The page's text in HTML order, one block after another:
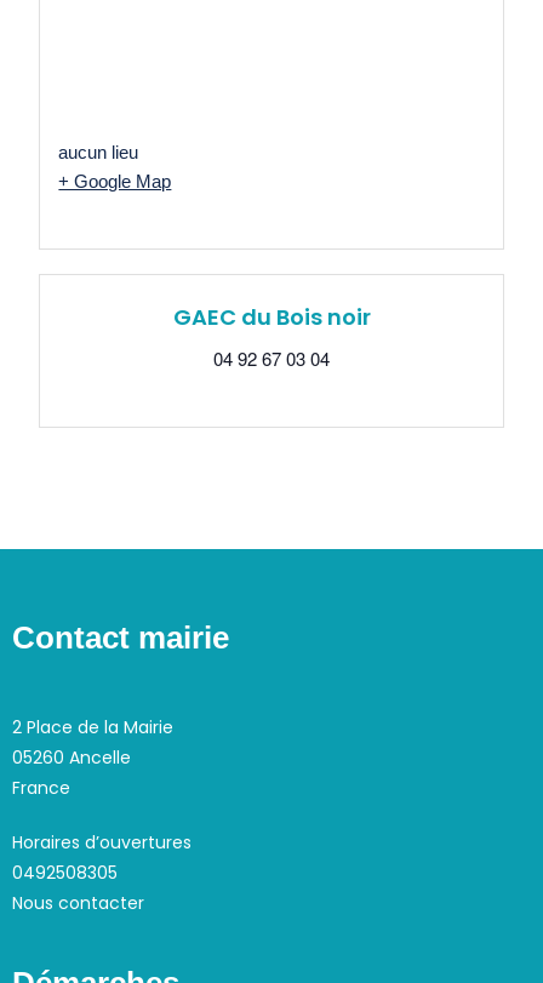
aucun lieu
+ Google Map
GAEC du Bois noir
04 92 67 03 04
Contact mairie
2 Place de la Mairie
05260 Ancelle
France
Horaires d’ouvertures
0492508305
Nous contacter